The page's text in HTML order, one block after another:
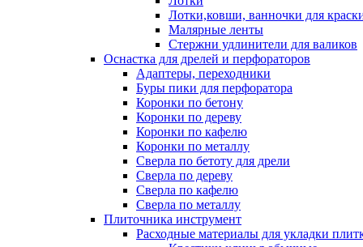
Лотки,ковши, ванночки для
Малярные ленты
Стержни удлинители для валиков
Оснастка для дрелей и перфораторов
Адаптеры, переходники
Буры пики для перфоратора
Коронки по бетону
Коронки по дереву
Коронки по кафелю
Коронки по металлу
Сверла по бетоту для дрели
Сверла по дереву
Сверла по кафелю
Сверла по металлу
Плиточника инструмент
Расходные материалы для укладки